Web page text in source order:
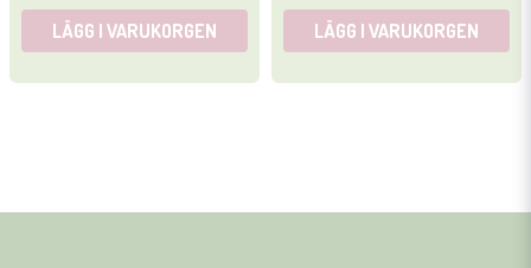
LÄGG I VARUKORGEN LÄGG I VARUKORGEN